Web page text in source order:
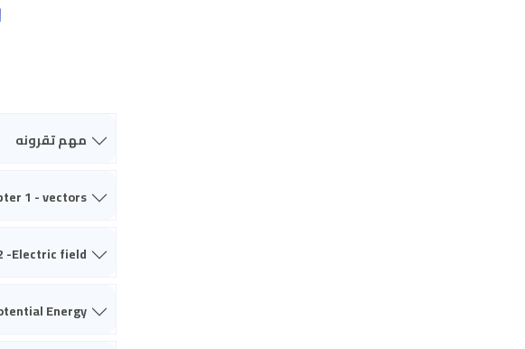
مهم تقرونه
1 - vectors
-Electric field
Energy